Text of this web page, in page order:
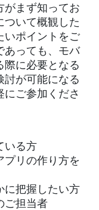
がまず知ってお
ついて概観した
いポイントをご
あっても、モバ
際に必要となる
討が可能になる
ご参加くださ
いる方
プリの作り方を
に把握したい方
ご担当者